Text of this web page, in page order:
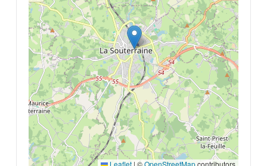
Leaflet | ©OpenStreetMapcontributors